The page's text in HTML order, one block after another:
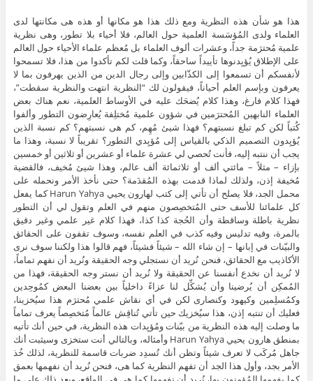
هذا هو شأن هذه النظرية ومع ذلك هذا هو مكانها أو هذه هى مكانتها لدى
العلماء ولدى المُؤسَسة العلمية حول العالم، فلا أحياء بلا تطور، وهى نظرية
علمية مُحترَمة جداً، وعشرات ألوف العلماء بل مُعظم علماء الأحياء حول العالم
على الإطلاق يُؤيِدنوها تأييداً ساحقاً، وكما قلت لكم تأكدوا من هذا، فلا تسمحوا
لأنفسكم أن تسمعوا إلى الكذّابين وإلى رجال الدين من الذين يهرفون بما لا
يعرفون وبإسم العلم أحياناً، فيقولون لك “النظرية انتهت والنظرية سقطت”،
فهذا كلام فارغ، وهذا كلام يُضحَك عليه في الأوساط العلمية، نعم هناك بعض
العلماء النابهين المُحترَمين في شؤون علمية مُختلِفة يُعارِضون التطور وألفوا
كُتباً لكن كم تبلغ نسبتهم؟ فهذا شيئ مُهِم، كم هى نسبتهم؟ كم نسبة الذين
يُؤيِدون التصميم الذكي بالقياس إلى مُؤيِدي التطور؟ تقريباً لا نسبة، وهذا ما
يجب أن ننتبه إليه، فأنت تُحصي لي عشرة علماء أو عشرين أو ثلاثين أو خمسين
بإزاء – مثلاً – مائتي ألف أو ثلاثمائة ألف عالم، وهذا شيئ مُخيف، فالقضية
مُخيفة إذن، ولذلك لماذا قدمت بهذه المُقدَمة؟ حتى نأخذ الأمر ونحمله على
محمل الجد، فلا يصلح أن تأتي إلى كتب لهارون يحيي Harun Yahya كما يفعل
كل علمائنا للأسف حتى المُتخصِصون منهم في العلم وتقول لي أن التطور
نظرية باطلة وساقطة وأن الحُجة كذا كذا، فهذا كلام غير علمي وغير دقيق
بالمرة، وفيه تدليس وفيه كذب في العلم نفسه، وسوف تقفون على الحقائق
والبيّنات في إبانها – إن شاء الله – شيئاً فشيئاً، فهم قالوا هذا ولكننا سوف نرى
الأكاذيب مع الحقائق، فنحن نُريد أن نستجلي وجه الحقيقة ونُريد أن نفهم تماماً،
لا نُريد أن نخدع أنفسنا عن الحقيقة ولا نُريد أن نستر وجه الحقيقة، فهذا من
المُمكِن أن يُرضينا وأن يُشكِّل لنا عزاءً داخلياً بين بعضنا البعض كمُوحِدين
وكمُسلِمين وكيهود وكنصارى لكن في أي نقاش علمي مُحترَم هذا سيُخزينا،
فعليك أن تنتبه إذن، هذا سيُخزيك حين تأتي تُناقِش عالماً مُتخصِصاً يعرف تماماً
ما وصلت إليه هذه النظرية من بيّنات ومُؤيِدات هذه النظرية، في حين أنك تأتيه
بمنطق هارون يحيي Harun Yahya وأمثاله، وبالتالي أنت ستخزى وسيثبت أنك
جاهل مُركَب لا تعرف شيئاً وتظن أنك تُسدِد ضربات قاسمة للنظرية، لذلك خُذ
الأمر بجد، وأول هذا الجد أن تفهم النظرية كما هى، فنحن نُريد أن نفهمها بعمق